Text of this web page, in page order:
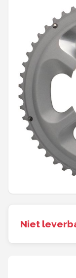
Kinderfietsen
Stadsfietsen
Elektrische
Mountainbikes
Shop
POPULAIRE
Basil
ABUS
AXA
New Looxs
Niet